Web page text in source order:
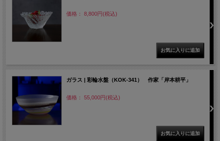
価格： 8,800円(税込)
ガラス | 彩輪水盤（KOK-341） 作家「岸本耕平」
価格： 55,000円(税込)